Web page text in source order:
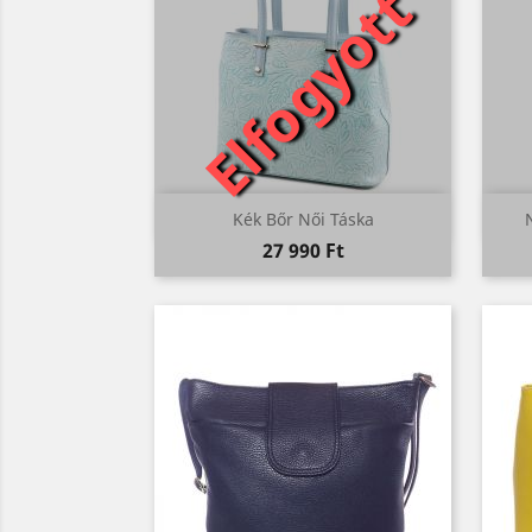
Elfogyott
Kék Bőr Női Táska
Ár
27 990 Ft
Előnézet